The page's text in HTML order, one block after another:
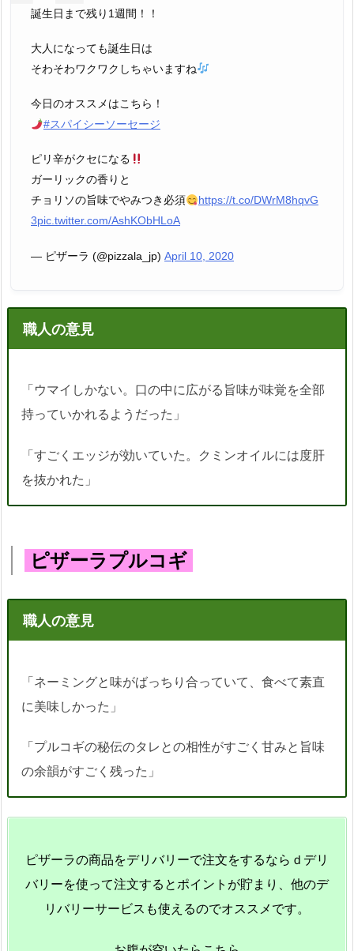
誕生日まで残り1週間！！
大人になっても誕生日は
そわそわワクワクしちゃいますね
今日のオススメはこちら！
#スパイシーソーセージ
ピリ辛がクセになる
ガーリックの香りと
チョリソの旨味でやみつき必須
https://t.co/DWrM8hqvG
3pic.twitter.com/AshKObHLoA
— ピザーラ (@pizzala_jp) April 10, 2020
職人の意見
「ウマイしかない。口の中に広がる旨味が味覚を全部
持っていかれるようだった」
「すごくエッジが効いていた。クミンオイルには度肝
を抜かれた」
ピザーラプルコギ
職人の意見
「ネーミングと味がばっちり合っていて、食べて素直
に美味しかった」
「プルコギの秘伝のタレとの相性がすごく甘みと旨味
の余韻がすごく残った」
ピザーラの商品をデリバリーで注文をするならｄデリ
バリーを使って注文するとポイントが貯まり、他のデ
リバリーサービスも使えるのでオススメです。